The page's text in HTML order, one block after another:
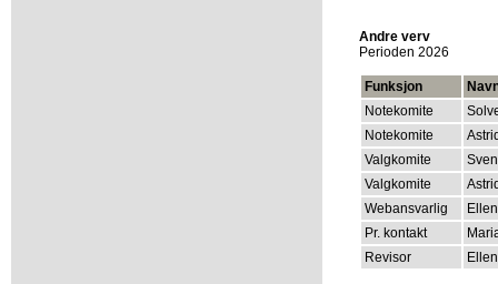
Andre verv
Perioden 2026
Funksjon
Notekomite
Notekomite
Valgkomite
Valgkomite
Webansvarlig
Pr. kontakt
Revisor